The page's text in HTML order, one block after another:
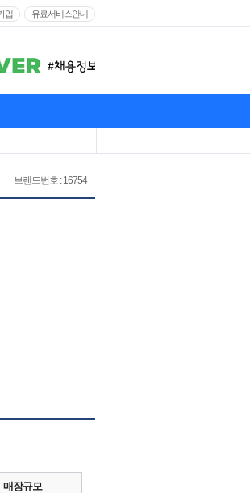
입 유료서비스안내
브랜드번호 : 16754
매장규모